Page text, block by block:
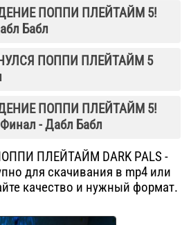
ПОППИ ПЛЕЙТАЙМ 5!
Бабл
ПОППИ ПЛЕЙТАЙМ 5
ПОППИ ПЛЕЙТАЙМ 5!
- Дабл Бабл
ПЛЕЙТАЙМ DARK PALS -
для скачивания в mp4 или
качество и нужный формат.